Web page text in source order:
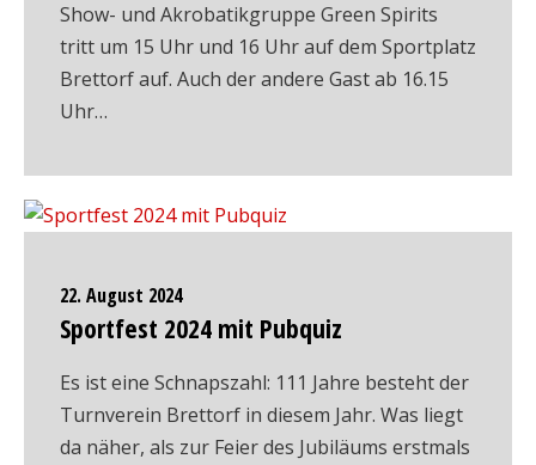
Show- und Akrobatikgruppe Green Spirits
tritt um 15 Uhr und 16 Uhr auf dem Sportplatz
Brettorf auf. Auch der andere Gast ab 16.15
Uhr…
22. August 2024
Sportfest 2024 mit Pubquiz
Es ist eine Schnapszahl: 111 Jahre besteht der
Turnverein Brettorf in diesem Jahr. Was liegt
da näher, als zur Feier des Jubiläums erstmals